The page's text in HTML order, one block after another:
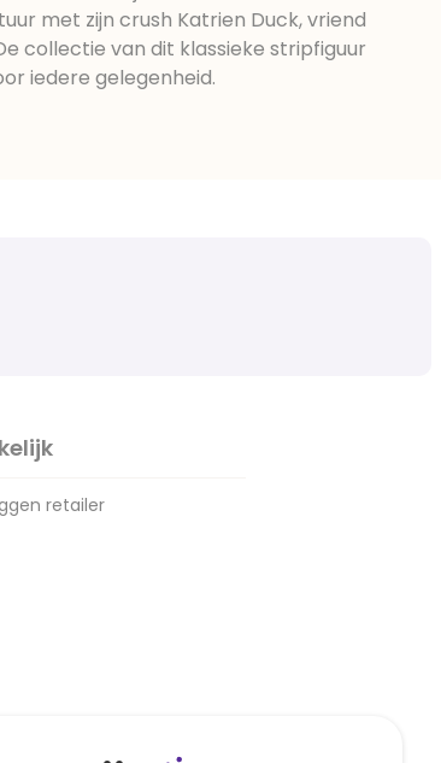
met zijn crush Katrien Duck, vriend
collectie van dit klassieke stripfiguur
iedere gelegenheid.
retailer